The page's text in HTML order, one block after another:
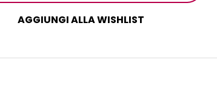
AGGIUNGI ALLA WISHLIST